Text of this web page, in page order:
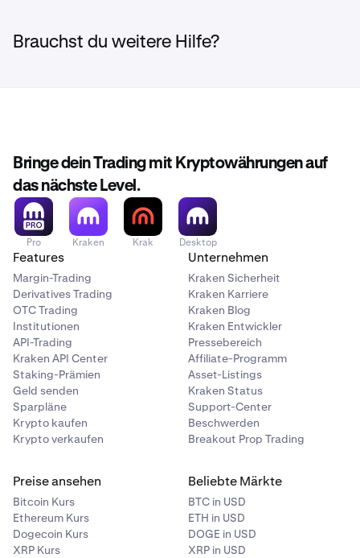
suchen, Kapital über eine einzelne Trading-Position
Brauchst du weitere Hilfe?
Bringe dein Trading mit Kryptowährungen auf
das nächste Level.
Pro Kraken Krak Desktop
Features
Margin-Trading
Derivatives Trading
OTC Trading
Institutionen
API-Trading
Kraken API Center
Staking-Prämien
Geld senden
Sparpläne
Krypto kaufen
Krypto verkaufen
Unternehmen
Kraken Sicherheit
Kraken Karriere
Kraken Blog
Kraken Entwickler
Pressebereich
Affiliate-Programm
Asset-Listings
Kraken Status
Support-Center
Beschwerden
Breakout Prop Trading
Preise ansehen
Bitcoin Kurs
Ethereum Kurs
Dogecoin Kurs
XRP Kurs
Beliebte Märkte
BTC in USD
ETH in USD
DOGE in USD
XRP in USD